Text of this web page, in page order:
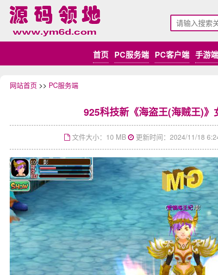
首页 PC服务端 PC客户端 手游端
网站首页 >> PC服务端
925科技新《海盗王(海贼王)
文件大小：10 MB 更新时间：2024/11/18